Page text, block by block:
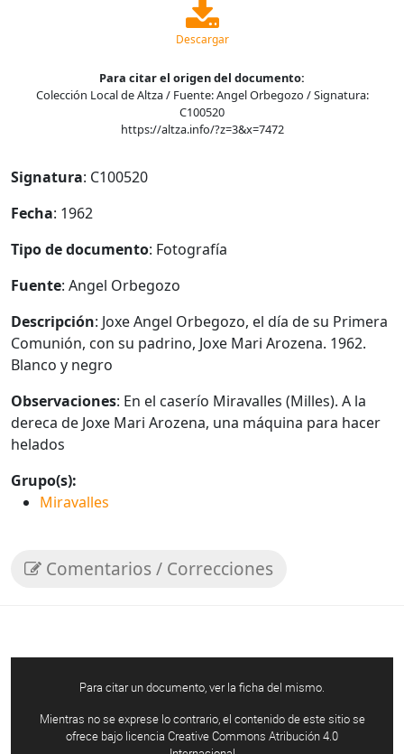
Descargar
Para citar el origen del documento:
Colección Local de Altza / Fuente: Angel Orbegozo / Signatura:
C100520
https://altza.info/?z=3&x=7472
Signatura: C100520
Fecha: 1962
Tipo de documento: Fotografía
Fuente: Angel Orbegozo
Descripción: Joxe Angel Orbegozo, el día de su Primera
Comunión, con su padrino, Joxe Mari Arozena. 1962.
Blanco y negro
Observaciones: En el caserío Miravalles (Milles). A la
dereca de Joxe Mari Arozena, una máquina para hacer
helados
Grupo(s):
Miravalles
Comentarios / Correcciones
Para citar un documento, ver la ficha del mismo.
Mientras no se exprese lo contrario, el contenido de este sitio se
ofrece bajo licencia Creative Commons Atribución 4.0